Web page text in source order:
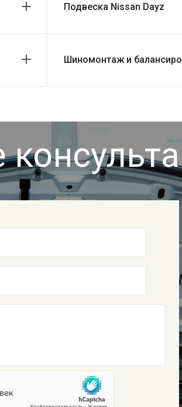
Подвеска Nissan Dayz
Шиномонтаж и